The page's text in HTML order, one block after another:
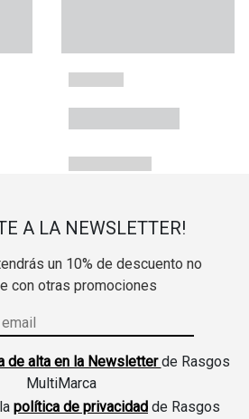
A LA NEWSLETTER!
un 10% de descuento no
con otras promociones
de alta en la Newsletterde Rasgos
MultiMarca
política de privacidad de Rasgos